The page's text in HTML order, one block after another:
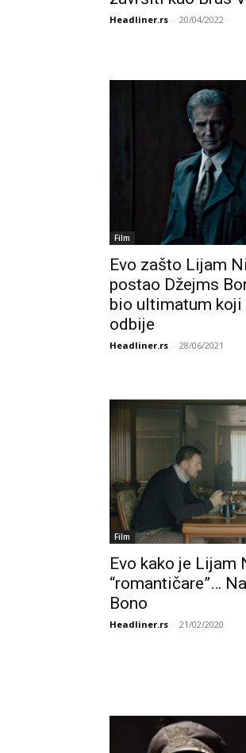
Headliner.rs - 20/04/2022
Film
Evo zašto Lijam
postao Džejms
bio ultimatum koji
odbije
Headliner.rs - 28/06/2021
Film
Evo kako je Lijam
“romantičare”…
Bono
Headliner.rs - 21/02/2020